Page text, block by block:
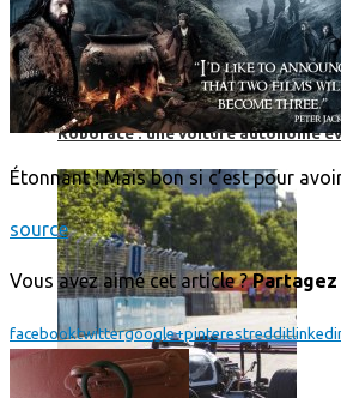
Roborace : une voiture autonome
Étonnant ! Mais bon si c’est pour
source
Vous avez aimé cet article ?Partagez
facebooktwittergoogle+pinterestreddit